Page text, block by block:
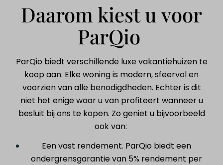
Daarom kiest u voor
ParQio
ParQio biedt verschillende luxe vakantiehuizen te
koop aan. Elke woning is modern, sfeervol en
voorzien van alle benodigdheden. Echter is dit
niet het enige waar u van profiteert wanneer u
besluit bij ons te kopen. Zo geniet u bijvoorbeeld
ook van:
Een vast rendement. ParQio biedt een
ondergrensgarantie van 5% rendement per